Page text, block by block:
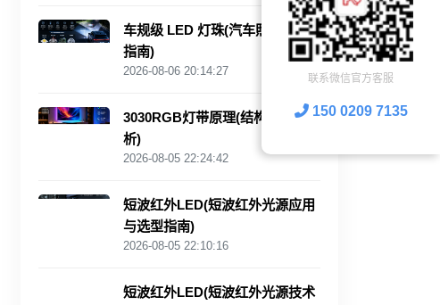
车规级 LED 灯珠(汽车照明选型
指南)
2026-08-06 20:14:27
3030RGB灯带原理(结构与应用解
析)
2026-08-05 22:24:42
短波红外LED(短波红外光源应用
与选型指南)
2026-08-05 22:10:16
短波红外LED(短波红外光源技术
联系微信官方客服
150 0209 7135